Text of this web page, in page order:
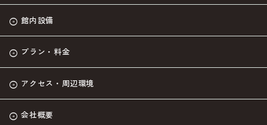
館内設備
プラン・料金
アクセス・周辺環境
会社概要